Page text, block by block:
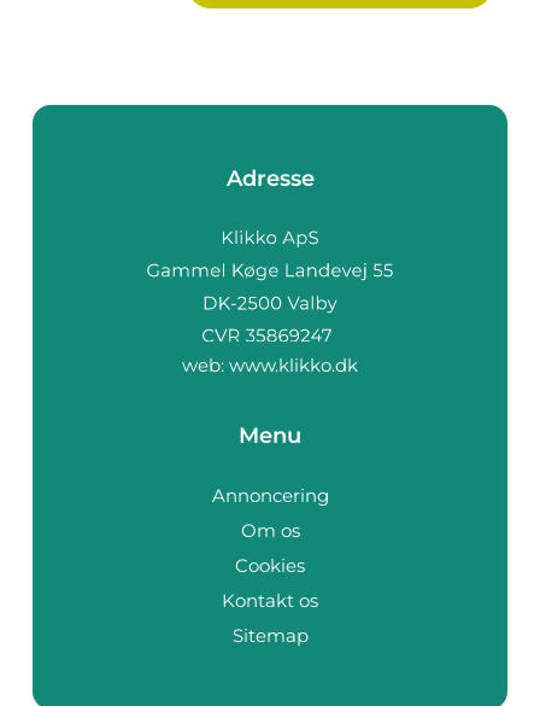
Adresse
web: www.klikko.dk
Menu
Annoncering
Om os
Cookies
Kontakt os
Sitemap